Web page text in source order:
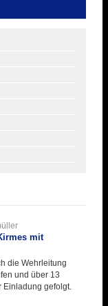
mit
die Wehrleitung
und über 13
gefolgt.